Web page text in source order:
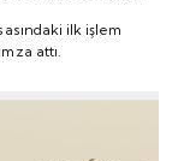
ilk işlem
attı.